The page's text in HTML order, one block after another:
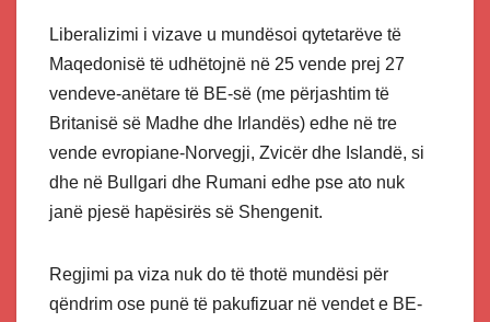
Liberalizimi i vizave u mundësoi qytetarëve të
Maqedonisë të udhëtojnë në 25 vende prej 27
vendeve-anëtare të BE-së (me përjashtim të
Britanisë së Madhe dhe Irlandës) edhe në tre
vende evropiane-Norvegji, Zvicër dhe Islandë, si
dhe në Bullgari dhe Rumani edhe pse ato nuk
janë pjesë hapësirës së Shengenit.
Regjimi pa viza nuk do të thotë mundësi për
qëndrim ose punë të pakufizuar në vendet e BE-